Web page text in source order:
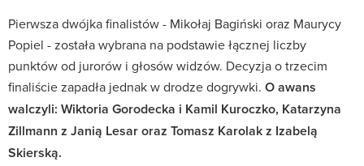
Pierwsza dwójka finalistów - Mikołaj Bagiński oraz Maurycy
Popiel - została wybrana na podstawie łącznej liczby
punktów od jurorów i głosów widzów. Decyzja o trzecim
finaliście zapadła jednak w drodze dogrywki. O awans
walczyli: Wiktoria Gorodecka i Kamil Kuroczko, Katarzyna
Zillmann z Janią Lesar oraz Tomasz Karolak z Izabelą
Skierską.